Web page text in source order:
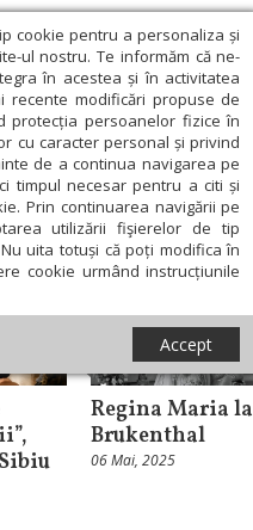
cookie pentru a personaliza și
ul nostru. Te informăm că ne-
în acestea și în activitatea
recente modificări propuse de
protecția persoanelor fizice în
cu caracter personal și privind
de a continua navigarea pe
timpul necesar pentru a citi și
Prin continuarea navigării pe
utilizării fişierelor de tip
uita totuși că poți modifica în
cookie urmând instrucțiunile
Accept
Regina Maria la
Brukenthal
06 Mai, 2025